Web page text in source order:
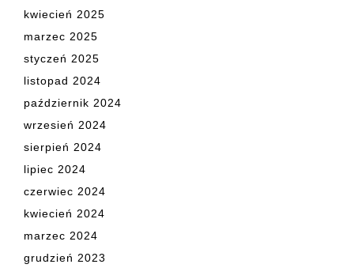
kwiecień 2025
marzec 2025
styczeń 2025
listopad 2024
październik 2024
wrzesień 2024
sierpień 2024
lipiec 2024
czerwiec 2024
kwiecień 2024
marzec 2024
grudzień 2023